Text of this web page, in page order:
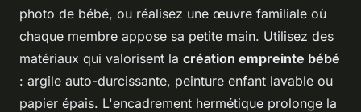
photo de bébé, ou réalisez une œuvre familiale où
chaque membre appose sa petite main. Utilisez des
matériaux qui valorisent la création empreinte bébé
: argile auto-durcissante, peinture enfant lavable ou
papier épais. L'encadrement hermétique prolonge la